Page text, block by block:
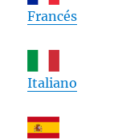
Francés
Italiano